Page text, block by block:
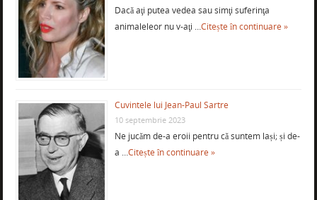
Dacă aţi putea vedea sau simţi suferinţa
animaleleor nu v-aţi …Citește în continuare »
Cuvintele lui Jean-Paul Sartre
10 septembrie 2023
Ne jucăm de-a eroii pentru că suntem lași; și de-
a …Citește în continuare »